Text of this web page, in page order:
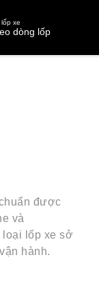
lốp xe
dòng lốp
được
và
loại lốp xe sở
hành.